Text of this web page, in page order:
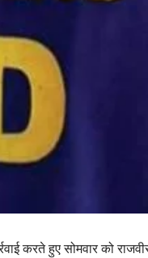
करते हुए सोमवार को